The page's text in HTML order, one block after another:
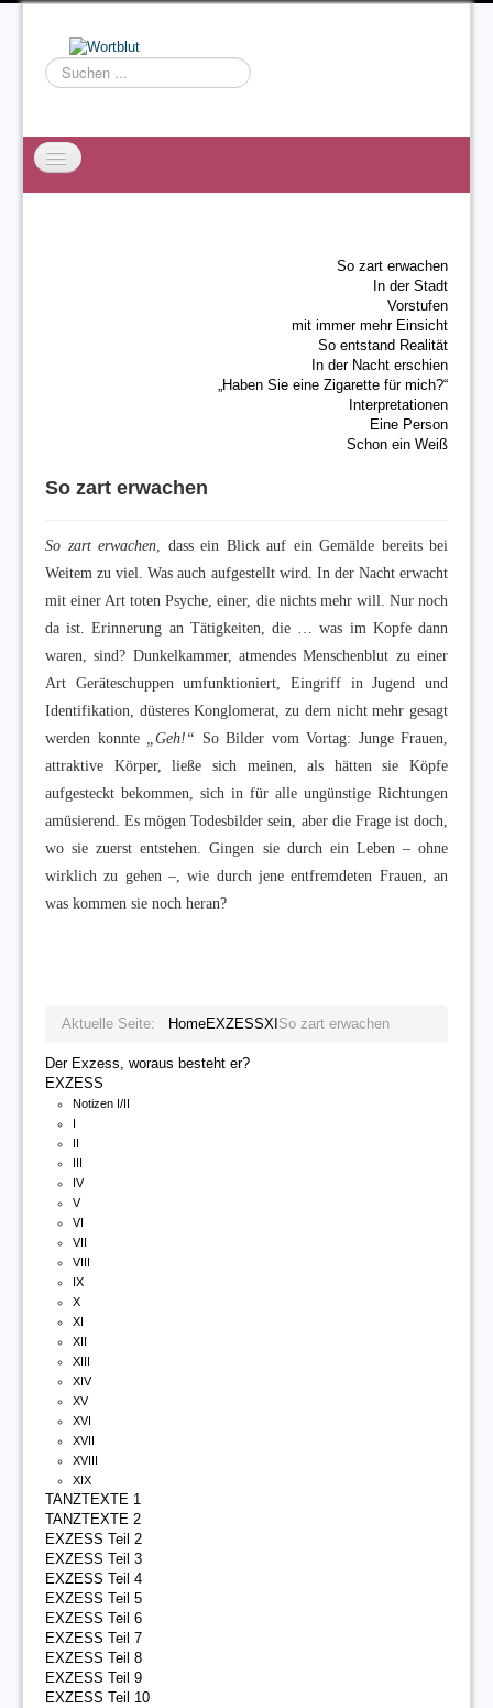
Suchen
...
So zart erwachen
In der Stadt
Vorstufen
mit immer mehr Einsicht
So entstand Realität
In der Nacht erschien
„Haben Sie eine Zigarette für mich?“
Interpretationen
Eine Person
Schon ein Weiß
So zart erwachen
So zart erwachen , dass ein Blick auf ein Gemälde bereits bei
Weitem zu viel. Was auch aufgestellt wird. In der Nacht erwacht
mit einer Art toten Psyche, einer, die nichts mehr will. Nur noch
da ist. Erinnerung an Tätigkeiten, die … was im Kopfe dann
waren, sind? Dunkelkammer, atmendes Menschenblut zu einer
Art Geräteschuppen umfunktioniert, Eingriff in Jugend und
Identifikation, düsteres Konglomerat, zu dem nicht mehr gesagt
werden konnte
„Geh!“ So Bilder vom Vortag: Junge Frauen,
attraktive Körper, ließe sich meinen, als hätten sie Köpfe
aufgesteckt bekommen, sich in für alle ungünstige Richtungen
amüsierend. Es mögen Todesbilder sein, aber die Frage ist doch,
wo sie zuerst entstehen. Gingen sie durch ein Leben – ohne
wirklich zu gehen –, wie durch jene entfremdeten Frauen, an
was kommen sie noch heran?
Aktuelle Seite: HomeEXZESSXI So zart erwachen
Der Exzess, woraus besteht er?
EXZESS
Notizen I/II
I
II
III
IV
V
VI
VII
VIII
IX
X
XI
XII
XIII
XIV
XV
XVI
XVII
XVIII
XIX
TANZTEXTE 1
TANZTEXTE 2
EXZESS Teil 2
EXZESS Teil 3
EXZESS Teil 4
EXZESS Teil 5
EXZESS Teil 6
EXZESS Teil 7
EXZESS Teil 8
EXZESS Teil 9
EXZESS Teil 10